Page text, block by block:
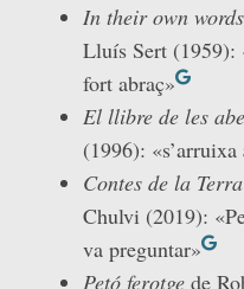
In their own
Lluís Sert (1959):
fort abraç»
El llibre de les
(1996): «s’arruixa
Contes de la
Chulvi (2019):
va preguntar»
Petó ferotge de